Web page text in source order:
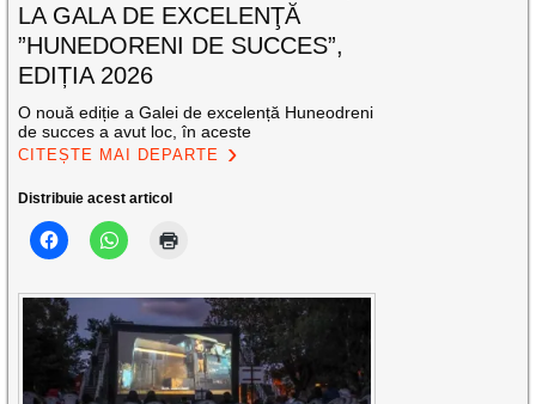
LA GALA DE EXCELENŢĂ
”HUNEDORENI DE SUCCES”,
EDIȚIA 2026
O nouă ediție a Galei de excelență Huneodreni
de succes a avut loc, în aceste
CITEȘTE MAI DEPARTE
Distribuie acest articol